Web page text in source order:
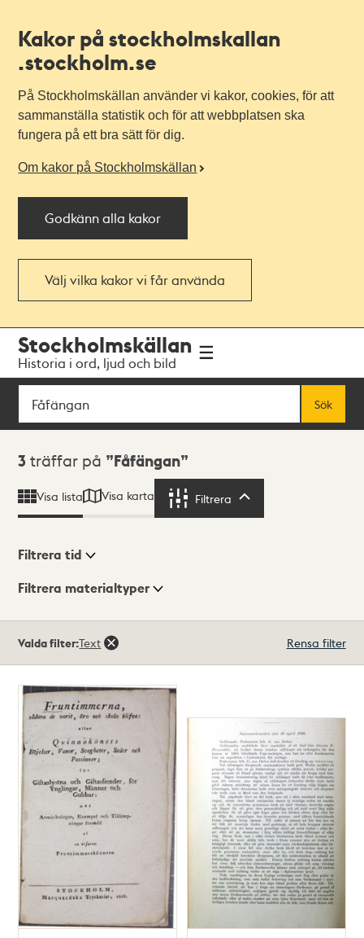
Kakor på stockholmskallan
.stockholm.se
På Stockholmskällan använder vi kakor, cookies, för att
sammanställa statistik och för att webbplatsen ska
fungera på ett bra sätt för dig.
Om kakor på Stockholmskällan
Godkänn alla kakor
Välj vilka kakor vi får använda
navigationen
huvudinnehållet
Stockholmskällan
Historia i ord, ljud och bild
Sök
Sök
Sökresultat
3 träffar på Fåfängan
Visa lista Visa karta Filtrera
Visningsläge
Filtrera tid
Filtrera materialtyper
träffar
Valda filter:Text Rensa filter